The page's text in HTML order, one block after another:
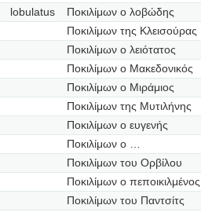
lobulatus
Ποκιλίμων ο λοβώδης
Ποκιλίμων της Κλεισούρας
Ποκιλίμων ο λειότατος
Ποκιλίμων ο Μακεδονικός
Ποκιλίμων ο Μιράμιος
Ποκιλίμων της Μυτιλήνης
Ποκιλίμων ο ευγενής
Ποκιλίμων ο …
Ποκιλίμων του Ορβίλου
Ποκιλίμων ο πεποικιλμένος
Ποκιλίμων του Παντσίτς